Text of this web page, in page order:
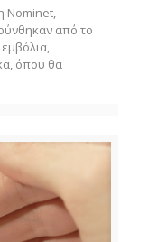
Nominet,
από το
όπου θα